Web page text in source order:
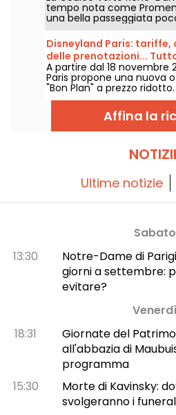
tempo nota come
una bella passeggiata
accompagna i parigini in
verdeggiante dalla
Vincennes, passando per il
un modo insolito e
Parigi, lontano dal caos
Disneyland Paris:
delle prenotazioni...
da sapere sui biglietti
A partire dal 18 novembre
Paris propone una nuova
"Bon Plan" a prezzo
tempo determinato e
godersi la magia Disney
fortuna. Orari di lancio,
diciamo tutto!
Affina la
Ultime notizie
Sabato
13:30
Notre-Dame di
giorni a settembre:
evitare?
Venerdì
18:31
Giornate del
all'abbazia di
programma
15:30
Morte di Kavinsky:
svolgeranno i